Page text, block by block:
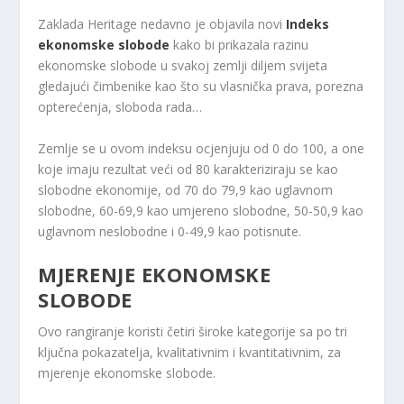
Zaklada Heritage nedavno je objavila novi Indeks
ekonomske slobode kako bi prikazala razinu
ekonomske slobode u svakoj zemlji diljem svijeta
gledajući čimbenike kao što su vlasnička prava, porezna
opterećenja, sloboda rada…
Zemlje se u ovom indeksu ocjenjuju od 0 do 100, a one
koje imaju rezultat veći od 80 karakteriziraju se kao
slobodne ekonomije, od 70 do 79,9 kao uglavnom
slobodne, 60-69,9 kao umjereno slobodne, 50-50,9 kao
uglavnom neslobodne i 0-49,9 kao potisnute.
MJERENJE EKONOMSKE
SLOBODE
Ovo rangiranje koristi četiri široke kategorije sa po tri
ključna pokazatelja, kvalitativnim i kvantitativnim, za
mjerenje ekonomske slobode.